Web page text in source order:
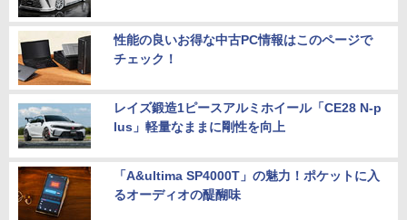
性能の良いお得な中古PC情報はこのページで
チェック！
レイズ鍛造1ピースアルミホイール「CE28 N-p
lus」軽量なままに剛性を向上
「A&ultima SP4000T」の魅力！ポケットに入
るオーディオの醍醐味